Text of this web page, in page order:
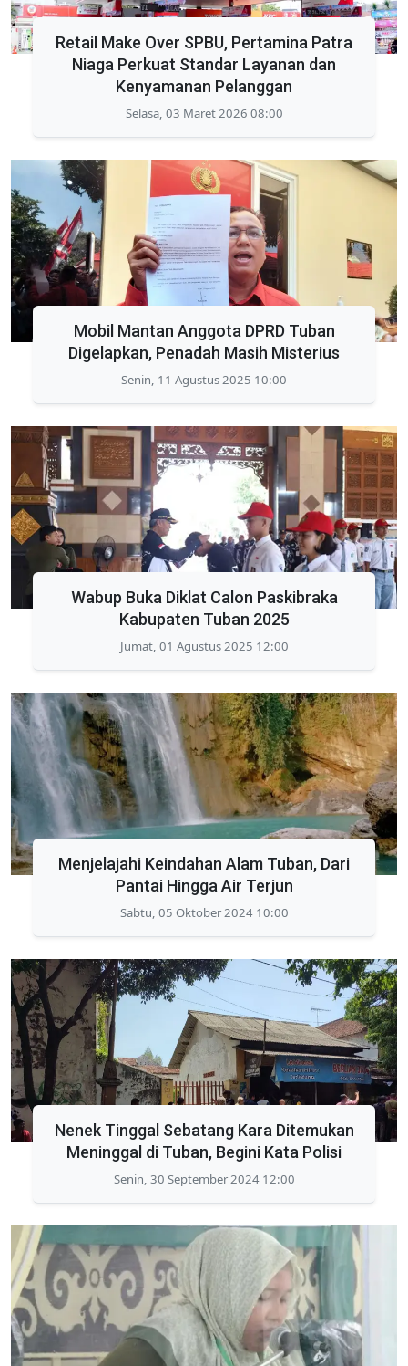
Retail Make Over SPBU, Pertamina Patra
Niaga Perkuat Standar Layanan dan
Kenyamanan Pelanggan
Selasa, 03 Maret 2026 08:00
Mobil Mantan Anggota DPRD Tuban
Digelapkan, Penadah Masih Misterius
Senin, 11 Agustus 2025 10:00
Wabup Buka Diklat Calon Paskibraka
Kabupaten Tuban 2025
Jumat, 01 Agustus 2025 12:00
Menjelajahi Keindahan Alam Tuban, Dari
Pantai Hingga Air Terjun
Sabtu, 05 Oktober 2024 10:00
Nenek Tinggal Sebatang Kara Ditemukan
Meninggal di Tuban, Begini Kata Polisi
Senin, 30 September 2024 12:00